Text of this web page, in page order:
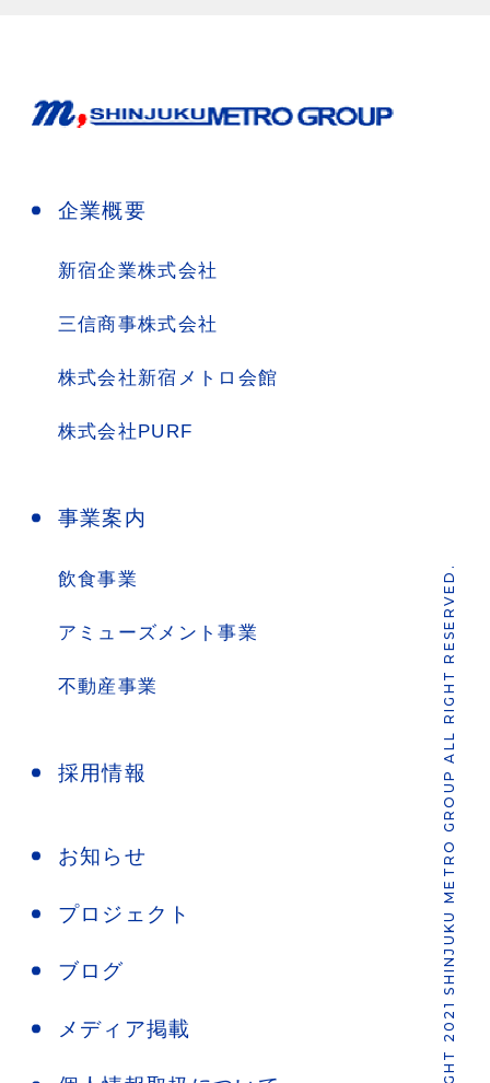
企業概要
新宿企業株式会社
三信商事株式会社
株式会社新宿メトロ会館
株式会社PURF
事業案内
飲食事業
アミューズメント事業
不動産事業
採用情報
お知らせ
プロジェクト
ブログ
メディア掲載 COPYRIGHT 2021 SHINJUKU METRO GROUP ALL RIGHT RESERVED.